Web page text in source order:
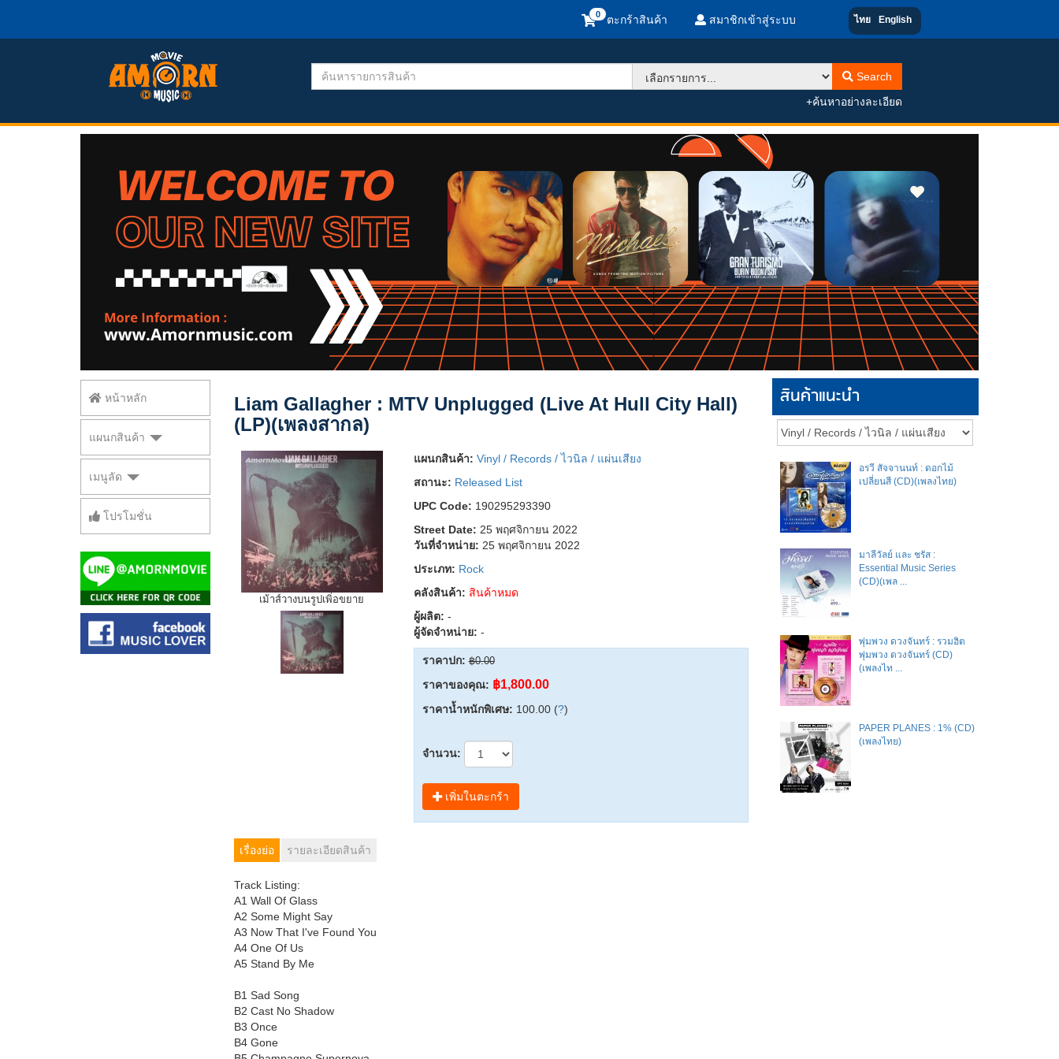
ตะกร้าสินค้า สมาชิกเข้าสู่ระบบ ไทย English
Search
+ค้นหาอย่างละเอียด
หน้าหลัก
แผนกสินค้า
เมนูลัด
โปรโมชั่น
Liam Gallagher : MTV Unplugged (Live At Hull City Hall)
(LP)(เพลงสากล)
เม้าส์วางบนรูปเพิ่อขยาย
แผนกสินค้า: Vinyl / Records / ไวนิล / แผ่นเสียง
สถานะ: Released List
UPC Code: 190295293390
Street Date: 25 พฤศจิกายน 2022
วันที่จำหน่าย: 25 พฤศจิกายน 2022
ประเภท: Rock
คลังสินค้า: สินค้าหมด
ผู้ผลิต: -
ผู้จัดจำหน่าย: -
ราคาปก: ฿0.00
ราคาของคุณ: ฿1,800.00
ราคาน้ำหนักพิเศษ: 100.00 (?)
จำนวน:
เพิ่มในตะกร้า
เรื่องย่อ รายละเอียดสินค้า
Track Listing:
A1 Wall Of Glass
A2 Some Might Say
A3 Now That I've Found You
A4 One Of Us
A5 Stand By Me
B1 Sad Song
B2 Cast No Shadow
B3 Once
B4 Gone
สินค้าแนะนำ
อรวี สัจจานนท์ : ดอกไม้
เปลี่ยนสี (CD)(เพลงไทย)
มาลีวัลย์​ และ​ ชรัส​ :
Essential Music Series
(CD)(เพล ...
พุ่มพวง ดวงจันทร์ : รวมฮิต
พุ่มพวง ดวงจันทร์ (CD)
(เพลงไท ...
PAPER PLANES : 1% (CD)
(เพลงไทย)